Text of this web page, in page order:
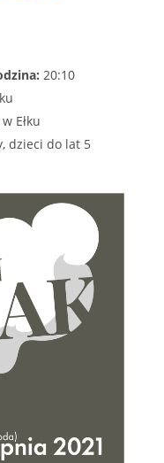
20:10
Ełku
dzieci do lat 5